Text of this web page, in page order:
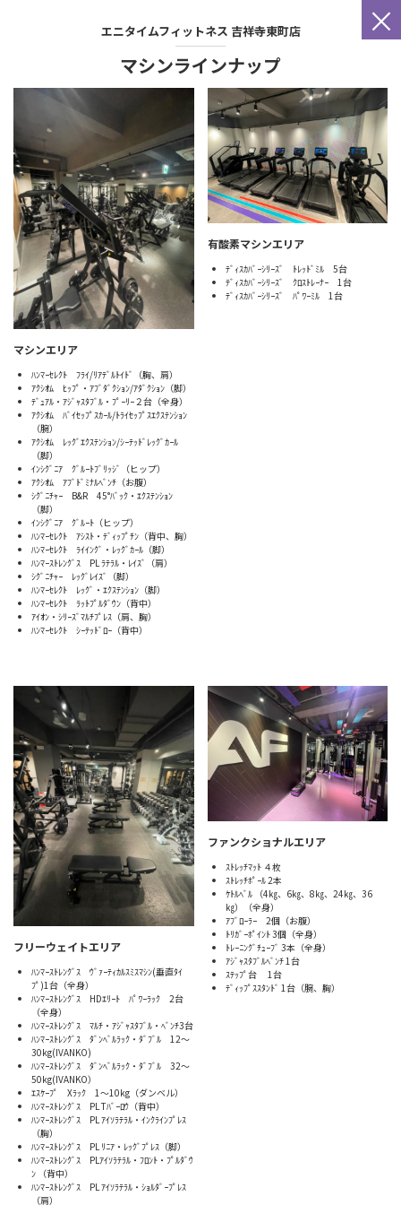
×
エニタイムフィットネス 吉祥寺東町店
マシンラインナップ
マシンエリア
ﾊﾝﾏｰｾﾚｸﾄ ﾌﾗｲ/ﾘｱﾃﾞﾙﾄｲﾄﾞ（胸、肩）
ｱｸｼｵﾑ ﾋｯﾌﾟ・ｱﾌﾞﾀﾞｸｼｮﾝ/ｱﾀﾞｸｼｮﾝ（脚）
ﾃﾞｭｱﾙ・ｱｼﾞｬｽﾀﾌﾞﾙ・ﾌﾟｰﾘｰ２台（全身）
ｱｸｼｵﾑ ﾊﾞｲｾｯﾌﾟｽｶｰﾙ/ﾄﾗｲｾｯﾌﾟｽｴｸｽﾃﾝｼｮﾝ
（腕）
ｱｸｼｵﾑ ﾚｯｸﾞｴｸｽﾃﾝｼｮﾝ/ｼｰﾃｯﾄﾞﾚｯｸﾞｶｰﾙ
（脚）
ｲﾝｼｸﾞﾆｱ ｸﾞﾙｰﾄﾌﾞﾘｯｼﾞ（ヒップ）
ｱｸｼｵﾑ ｱﾌﾞﾄﾞﾐﾅﾙﾍﾞﾝﾁ（お腹）
ｼｸﾞﾆﾁｬｰ B&R 45°ﾊﾞｯｸ・ｴｸｽﾃﾝｼｮﾝ
（脚）
ｲﾝｼｸﾞﾆｱ ｸﾞﾙｰﾄ（ヒップ）
ﾊﾝﾏｰｾﾚｸﾄ ｱｼｽﾄ・ﾃﾞｨｯﾌﾟﾁﾝ（背中、胸）
ﾊﾝﾏｰｾﾚｸﾄ ﾗｲｲﾝｸﾞ・ﾚｯｸﾞｶｰﾙ（脚）
ﾊﾝﾏｰｽﾄﾚﾝｸﾞｽ PL ﾗﾃﾗﾙ・ﾚｲｽﾞ（肩）
ｼｸﾞﾆﾁｬｰ ﾚｯｸﾞﾚｲｽﾞ（脚）
ﾊﾝﾏｰｾﾚｸﾄ ﾚｯｸﾞ・ｴｸｽﾃﾝｼｮﾝ（脚）
ﾊﾝﾏｰｾﾚｸﾄ ﾗｯﾄﾌﾟﾙﾀﾞｳﾝ（背中）
ｱｲｵﾝ・ｼﾘｰｽﾞﾏﾙﾁﾌﾟﾚｽ（肩、胸）
ﾊﾝﾏｰｾﾚｸﾄ ｼｰﾃｯﾄﾞﾛｰ（背中）
有酸素マシンエリア
ﾃﾞｨｽｶﾊﾞｰｼﾘｰｽﾞ ﾄﾚｯﾄﾞﾐﾙ 5台
ﾃﾞｨｽｶﾊﾞｰｼﾘｰｽﾞ ｸﾛｽﾄﾚｰﾅｰ 1台
ﾃﾞｨｽｶﾊﾞｰｼﾘｰｽﾞ ﾊﾟﾜｰﾐﾙ 1台
フリーウェイトエリア
ﾊﾝﾏｰｽﾄﾚﾝｸﾞｽ ｳﾞｧｰﾃｨｶﾙｽﾐｽﾏｼﾝ(垂直ﾀｲ
ﾌﾟ)1台（全身）
ﾊﾝﾏｰｽﾄﾚﾝｸﾞｽ HDｴﾘｰﾄ ﾊﾟﾜｰﾗｯｸ 2台
（全身）
ﾊﾝﾏｰｽﾄﾚﾝｸﾞｽ ﾏﾙﾁ・ｱｼﾞｬｽﾀﾌﾞﾙ・ﾍﾞﾝﾁ3台
ﾊﾝﾏｰｽﾄﾚﾝｸﾞｽ ﾀﾞﾝﾍﾞﾙﾗｯｸ・ﾀﾞﾌﾞﾙ 12～
30kg(IVANKO)
ﾊﾝﾏｰｽﾄﾚﾝｸﾞｽ ﾀﾞﾝﾍﾞﾙﾗｯｸ・ﾀﾞﾌﾞﾙ 32～
50kg(IVANKO）
ｴｽｹｰﾌﾟ Xﾗｯｸ 1～10kg（ダンベル）
ﾊﾝﾏｰｽﾄﾚﾝｸﾞｽ PL Tﾊﾞｰﾛｳ（背中）
ﾊﾝﾏｰｽﾄﾚﾝｸﾞｽ PL ｱｲｿﾗﾃﾗﾙ・ｲﾝｸﾗｲﾝﾌﾟﾚｽ
（胸）
ﾊﾝﾏｰｽﾄﾚﾝｸﾞｽ PL ﾘﾆｱ・ﾚｯｸﾞﾌﾟﾚｽ（脚）
ﾊﾝﾏｰｽﾄﾚﾝｸﾞｽ PLｱｲｿﾗﾃﾗﾙ・ﾌﾛﾝﾄ・ﾌﾟﾙﾀﾞｳ
ﾝ （背中）
ﾊﾝﾏｰｽﾄﾚﾝｸﾞｽ PL ｱｲｿﾗﾃﾗﾙ・ｼｮﾙﾀﾞｰﾌﾟﾚｽ
（肩）
ファンクショナルエリア
ｽﾄﾚｯﾁﾏｯﾄ ４枚
ｽﾄﾚｯﾁﾎﾟｰﾙ 2本
ｹﾄﾙﾍﾞﾙ （4㎏、6㎏、8㎏、24㎏、36
㎏）（全身）
ｱﾌﾞﾛｰﾗｰ 2個（お腹）
ﾄﾘｶﾞｰﾎﾟｲﾝﾄ 3個（全身）
ﾄﾚｰﾆﾝｸﾞﾁｭｰﾌﾞ 3本（全身）
ｱｼﾞｬｽﾀﾌﾞﾙﾍﾞﾝﾁ 1台
ｽﾃｯﾌﾟ台 1台
ﾃﾞｨｯﾌﾟｽｽﾀﾝﾄﾞ 1台（腕、胸）